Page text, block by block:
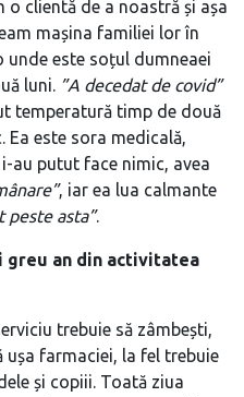
o clientă de a noastră și așa
mașina familiei lor în
este soțul dumneaei
luni. ”A decedat de covid”
temperatură timp de două
Ea este sora medicală,
au putut face nimic, avea
, iar ea lua calmante
peste asta”.
greu an din activitatea
trebuie să zâmbești,
ușa farmaciei, la fel trebuie
și copiii. Toată ziua